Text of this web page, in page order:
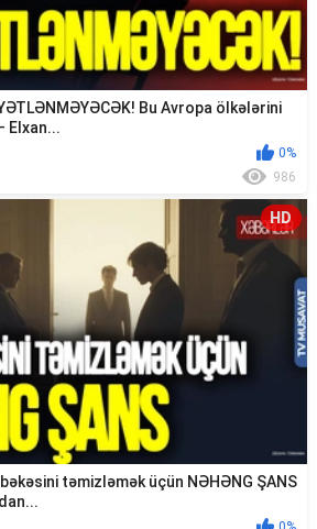
Bu Avropa ölkələrini
Elxan...
0%
986
HD
təmizləmək üçün NƏHƏNG ŞANS